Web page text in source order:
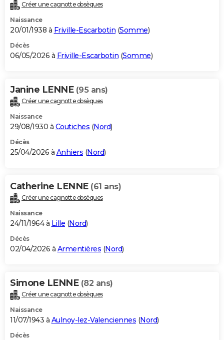
Créer une cagnotte obsèques
Naissance
20/01/1938 à Friville-Escarbotin (Somme)
Décès
06/05/2026 à Friville-Escarbotin (Somme)
Janine LENNE (95 ans)
Créer une cagnotte obsèques
Naissance
29/08/1930 à Coutiches (Nord)
Décès
25/04/2026 à Anhiers (Nord)
Catherine LENNE (61 ans)
Créer une cagnotte obsèques
Naissance
24/11/1964 à Lille (Nord)
Décès
02/04/2026 à Armentières (Nord)
Simone LENNE (82 ans)
Créer une cagnotte obsèques
Naissance
11/07/1943 à Aulnoy-lez-Valenciennes (Nord)
Décès